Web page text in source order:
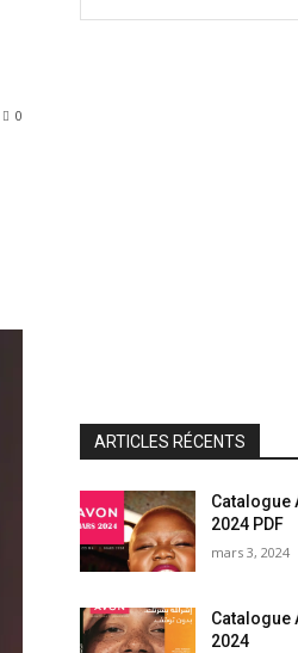
0
ARTICLES RÉCENTS
Catalogue
2024 PDF
mars 3, 2024
Catalogue
2024